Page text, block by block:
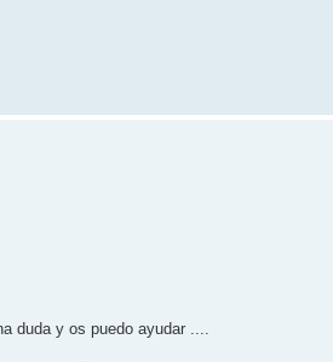
duda y os puedo ayudar ....